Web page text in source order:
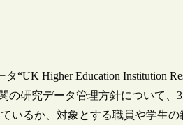
“UK Higher Education Institution
の研究データ管理方針について
いるか、対象とする職員や学生